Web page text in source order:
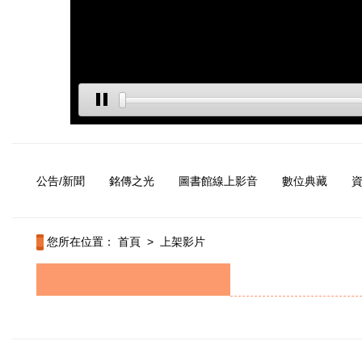
公告/新聞 銘傳之光 圖書館線上影音 數位典藏
您所在位置： 首頁 > 上架影片